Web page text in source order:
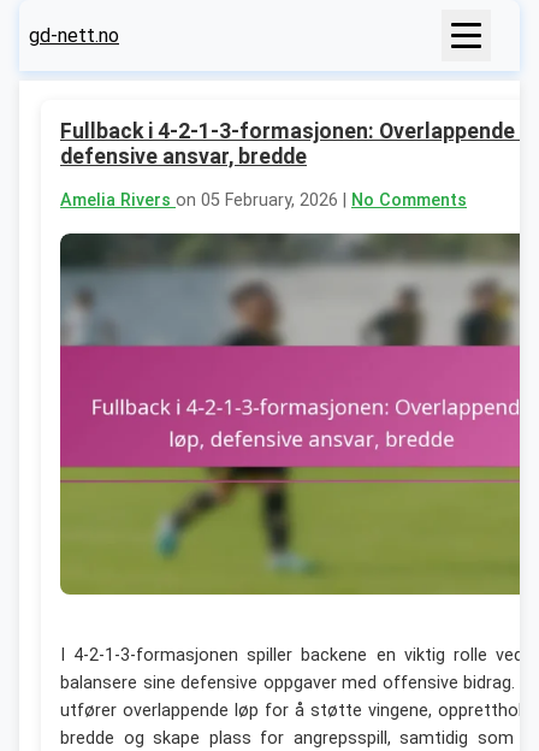
gd-nett.no
Fullback i 4-2-1-3-formasjonen: Overlappende
defensive ansvar, bredde
Amelia Rivers on 05 February, 2026 | No Comments
I 4-2-1-3-formasjonen spiller backene en viktig rolle ved
balansere sine defensive oppgaver med offensive bidrag.
utfører overlappende løp for å støtte vingene,
bredde og skape plass for angrepsspill, samtidig som